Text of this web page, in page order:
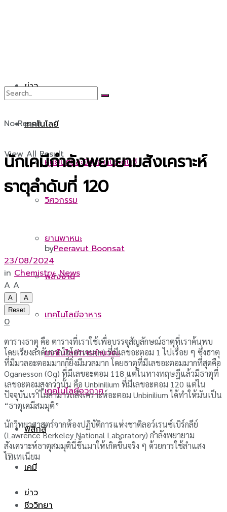
ข่าว
เทคโนโลยี
หุ่นยนต์และปัญญาประดิษฐ์
วิศวกรรม
ยานพาหนะ
พลังงาน
เทคโนโลยีอาหาร
เทคโนโลยีการคำนวณ
เทคโนโลยีอวกาศ
ฟิสิกส์
เคมี
ชีววิทยา
ข่าว
No Result
View All Result
นักเคมีกำลังพยายามสังเคราะห์
ธาตุลำดับที่ 120
byPeeravut Boonsat
23/08/2024
in Chemistry,News
A A
A
A
Reset
0
ตารางธาตุ คือ ตารางที่เราใช้เพื่อบรรจุสัญลักษณ์ธาตุที่เราค้นพบ
โดยเรียงลำดับจากไฮโดรเจน(H) ที่มีเลขอะตอม 1 ไปเรื่อย ๆ ซึ่งธาตุ
ที่มีมวลอะตอมมากก็ยิ่งมีมวลมาก โดยธาตุที่มีเลขอะตอมมากที่สุดคือ
Oganesson (Og) ที่มีเลขอะตอม 118 แต่ในทางทฤษฎีแล้วมีธาตุที่
เลขอะตอมสูงกว่านั้น คือ Unbinilium ที่มีเลขอะตอม 120 แต่ใน
ปัจจุบันเราไม่สามารถสังเคราะห์อะตอม Unbinilium ได้ทำให้มันเป็น
“ธาตุเคมีสมมุติ”
นักวิทยาศาสตร์จากห้องปฏิบัติการแห่งชาติลอว์เรนซ์เบิร์กลีย์
(Lawrence Berkeley National Laboratory) กำลังพยายาม
สังเคราะห์ธาตุสมมุตินี่ขึ้นมาให้เกิดขึ้นจริง ๆ ด้วยการใช้ลำแสง
ไทเทเนียม